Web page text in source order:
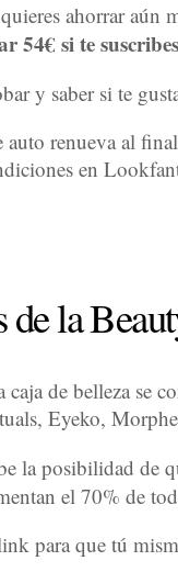
ahorrar aún
54€ si te
y saber si te
auto renueva al
en
de la
caja de belleza se
Eyeko,
la posibilidad de
el 70% de
para que tú